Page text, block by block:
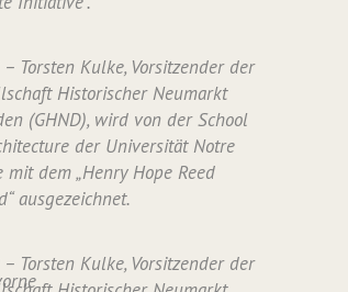
Torsten Kulke, Vorsitzender der
Historischer Neumarkt
(GHND), wird von der School
der Universität Notre
mit dem „Henry Hope Reed
ausgezeichnet.
Torsten Kulke, Vorsitzender der